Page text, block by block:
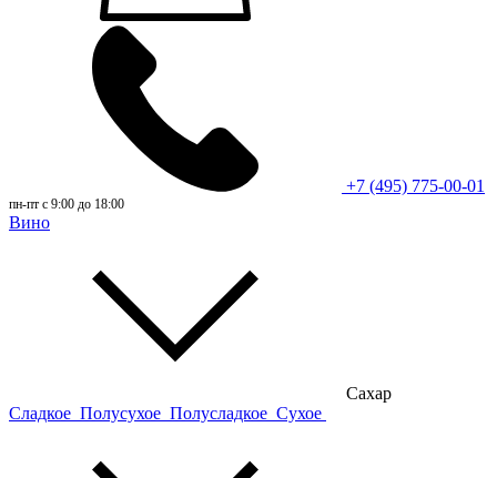
+7 (495) 775-00-01
пн-пт с 9:00 до 18:00
Вино
Сахар
Сладкое Полусухое Полусладкое Сухое